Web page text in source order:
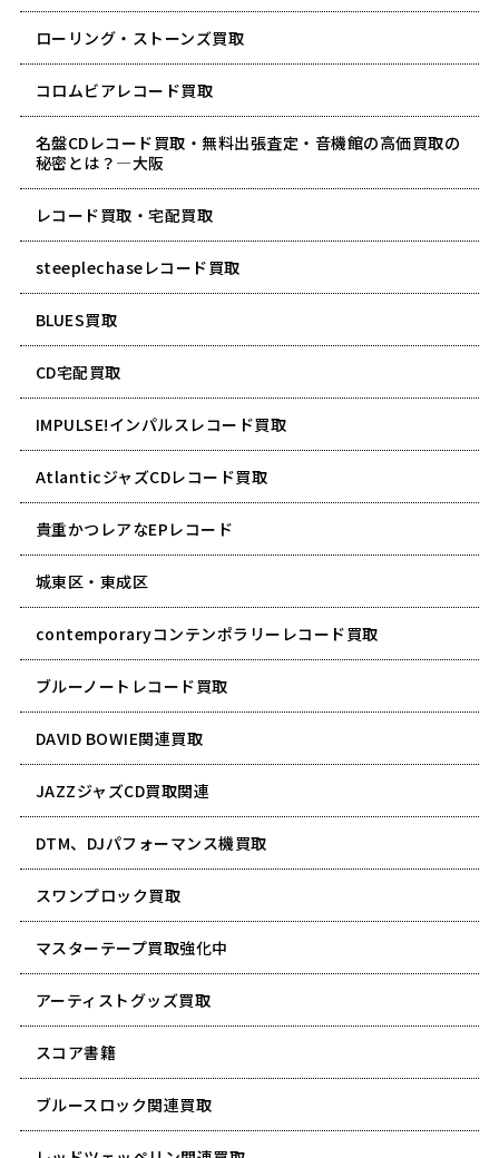
ローリング・ストーンズ買取
コロムビアレコード買取
名盤CDレコード買取・無料出張査定・音機館の高価買取の
秘密とは？―大阪
レコード買取・宅配買取
steeplechaseレコード買取
BLUES買取
CD宅配買取
IMPULSE!インパルスレコード買取
AtlanticジャズCDレコード買取
貴重かつレアなEPレコード
城東区・東成区
contemporaryコンテンポラリーレコード買取
ブルーノートレコード買取
DAVID BOWIE関連買取
JAZZジャズCD買取関連
DTM、DJパフォーマンス機買取
スワンプロック買取
マスターテープ買取強化中
アーティストグッズ買取
スコア書籍
ブルースロック関連買取